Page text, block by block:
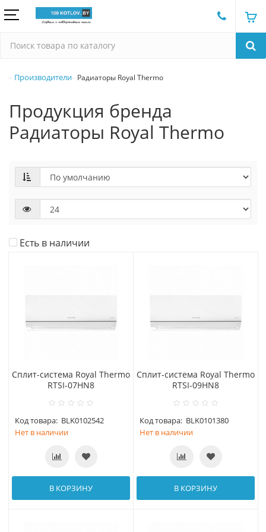
Производители Радиаторы Royal Thermo
Продукция бренда
Радиаторы Royal Thermo
Есть в наличии
Сплит-система Royal Thermo
RTSI-07HN8
Код товара: BLK0102542
Нет в наличии
В КОРЗИНУ
Сплит-система Royal Thermo
RTSI-09HN8
Код товара: BLK0101380
Нет в наличии
В КОРЗИНУ